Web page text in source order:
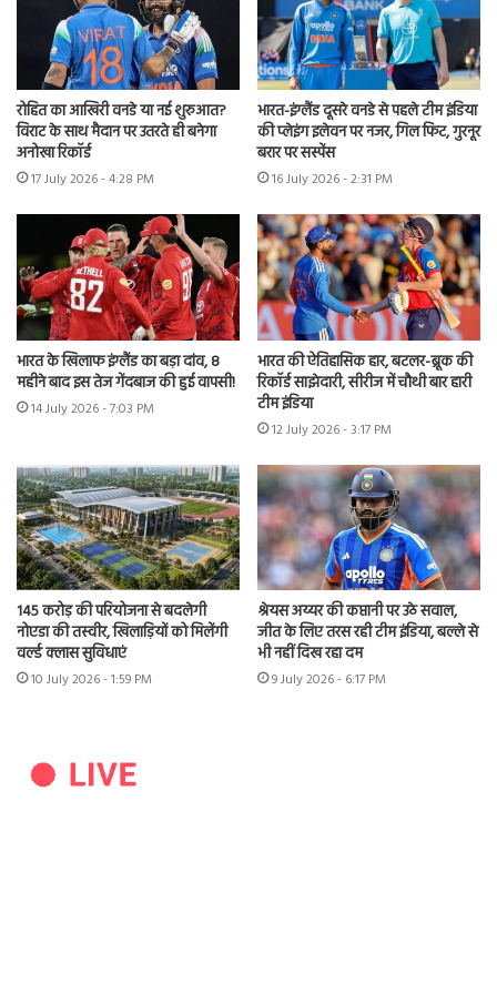
रोहित का आखिरी वनडे या नई शुरुआत?
विराट के साथ मैदान पर उतरते ही बनेगा
अनोखा रिकॉर्ड
17 July 2026 - 4:28 PM
भारत-इंग्लैंड दूसरे वनडे से पहले टीम इंडिया
की प्लेइंग इलेवन पर नजर, गिल फिट, गुरनूर
बरार पर सस्पेंस
16 July 2026 - 2:31 PM
भारत के खिलाफ इंग्लैंड का बड़ा दांव, 8
महीने बाद इस तेज गेंदबाज की हुई वापसी!
14 July 2026 - 7:03 PM
भारत की ऐतिहासिक हार, बटलर-ब्रूक की
रिकॉर्ड साझेदारी, सीरीज में चौथी बार हारी
टीम इंडिया
12 July 2026 - 3:17 PM
145 करोड़ की परियोजना से बदलेगी
नोएडा की तस्वीर, खिलाड़ियों को मिलेंगी
वर्ल्ड क्लास सुविधाएं
10 July 2026 - 1:59 PM
श्रेयस अय्यर की कप्तानी पर उठे सवाल,
जीत के लिए तरस रही टीम इंडिया, बल्ले से
भी नहीं दिख रहा दम
9 July 2026 - 6:17 PM